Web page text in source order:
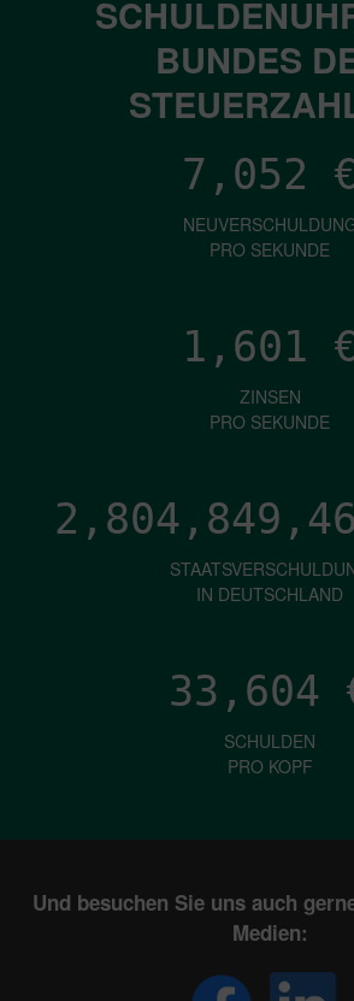
BUNDES
7,052 €
PRO SEKUNDE
1,601 €
ZINSEN
PRO SEKUNDE
IN DEUTSCHLAND
33,604
SCHULDEN
PRO KOPF
Und besuchen Sie uns auch
Medien: